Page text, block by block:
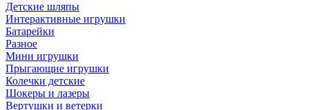
Детские шляпы
Интерактивные игрушки
Батарейки
Разное
Мини игрушки
Прыгающие игрушки
Колечки детские
Шокеры и лазеры
Вертушки и ветерки